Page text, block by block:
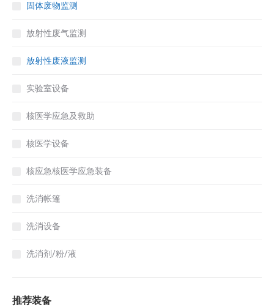
固体废物监测
放射性废气监测
放射性废液监测
实验室设备
核医学应急及救助
核医学设备
核应急核医学应急装备
洗消帐篷
洗消设备
洗消剂/粉/液
推荐装备